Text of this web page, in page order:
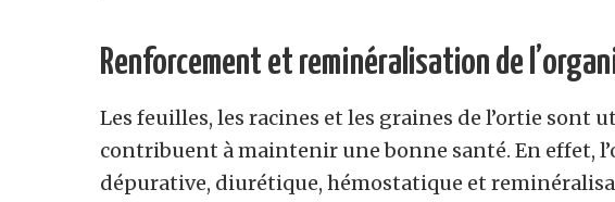
Renforcement et reminéralisation de
Les feuilles, les racines et les graines de l’ortie sont
contribuent à maintenir une bonne santé. En effet,
dépurative, diurétique, hémostatique et